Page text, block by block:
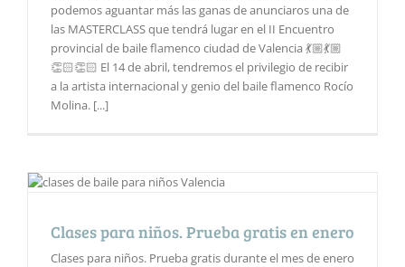
podemos aguantar más las ganas de anunciaros una de
las MASTERCLASS que tendrá lugar en el II Encuentro
provincial de baile flamenco ciudad de Valencia 💃🏼💃🏼
👏🏻👏🏻 El 14 de abril, tendremos el privilegio de recibir
a la artista internacional y genio del baile flamenco Rocío
Molina. [...]
Clases para niños. Prueba gratis en enero
Clases para niños. Prueba gratis durante el mes de enero